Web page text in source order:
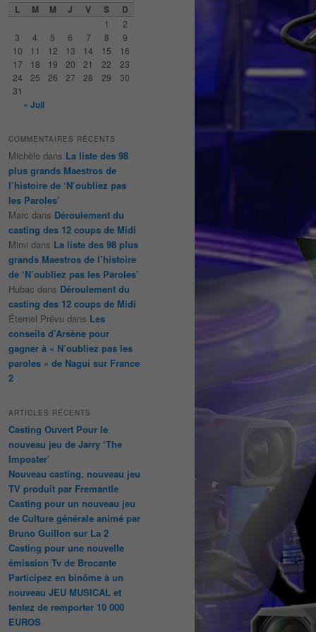
L M M J V S D
1
2
3
4 5 6 7 8
9
10
11 12 13 14 15
16
17
18 19 20 21 22
23
24
25 26 27 28 29
30
31
« Juil
COMMENTAIRES RÉCENTS
Michèle dans La liste des 98
plus grands Maestros de
l’histoire de ‘N’oubliez pas
les Paroles’
Marc dans Déroulement du
casting des 12 coups de Midi
Mimi dans La liste des 98 plus
grands Maestros de l’histoire
de ‘N’oubliez pas les Paroles’
Hubac dans Déroulement du
casting des 12 coups de Midi
Éternel Prévu dans Les
conseils d’Arsène pour
gagner à « N’oubliez pas les
paroles » de Nagui sur France
2
ARTICLES RÉCENTS
Casting Ouvert Pour le
nouveau jeu de Jarry ‘The
Imposter’
Nouveau casting, nouveau jeu
TV produit par Fremantle
Casting pour un nouveau jeu
de Culture générale animé par
Bruno Guillon sur La 2
Casting pour une nouvelle
émission Tv de Brocante
Participez en binôme à un
nouveau JEU MUSICAL et
tentez de remporter 10 000
EUROS